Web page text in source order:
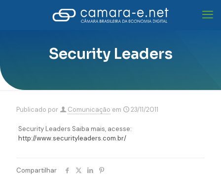
Security Leaders
Publicado por Comunicação em 23/11/2011
Security Leaders Saiba mais, acesse:
http://www.securityleaders.com.br/
Compartilhar